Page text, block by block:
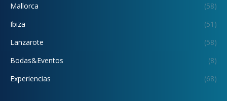
Mallorca
(58)
Ibiza
(51)
Lanzarote
(58)
Bodas&Eventos
(8)
Experiencias
(68)